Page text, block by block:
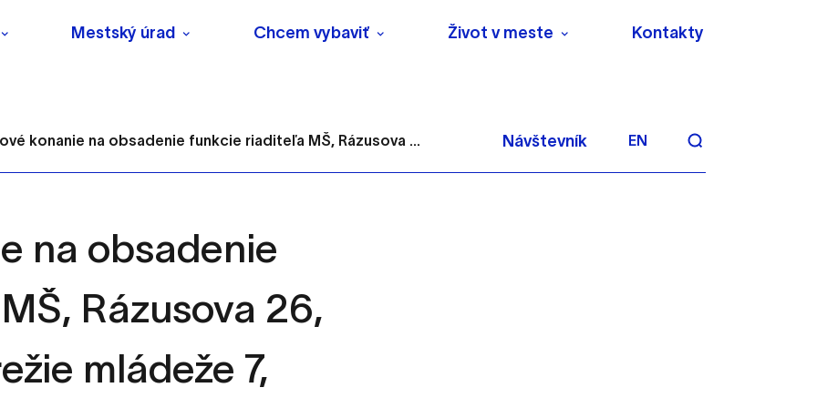
Mestský úrad Chcem vybaviť Život v meste Kontakty
konanie na obsadenie funkcie riaditeľa MŠ, Rázusova ... Návštevník EN
na obsadenie
Rázusova 26,
mládeže 7,
ktorých webové stránky môžu ukladať informácie o vašej aktivite a preferenciách.
aby si webový prehliadač zapamätoval Vaše prihlásenie alebo aby sa uložila